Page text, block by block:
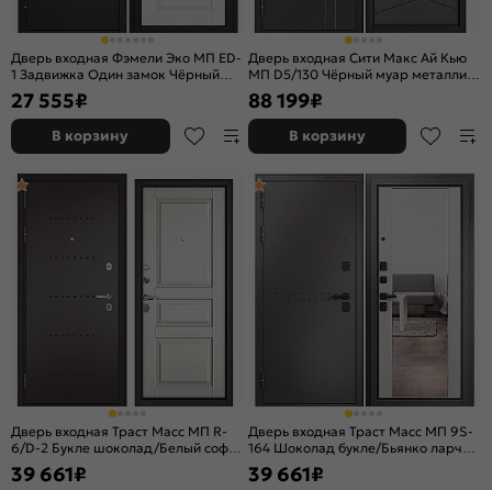
Дверь входная Фэмели Эко МП ED-
1 Задвижка Один замок Чёрный
муар металлик/Белый ларче, 1
замок, с ночной задвижкой
27 555₽
В корзину
Дверь входная Сити Макс Ай Кью
МП D5/130 Чёрный муар металлик/
Бетон серый, 2 замка
88 199₽
В корзину
Дверь входная Траст Масс МП R-
6/D-2 Букле шоколад/Белый софт,
2 замка, с ночной задвижкой
39 661₽
Дверь входная Траст Масс МП 9S-
164 Шоколад букле/Бьянко ларче,
с зеркалом, 2 замка, с ночной
задвижкой
39 661₽